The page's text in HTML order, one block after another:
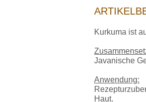
Kurkuma ist
Javanische
Anwendung:
Haut.